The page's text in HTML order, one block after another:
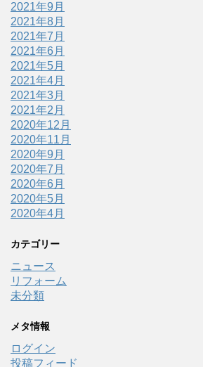
2021年9月
2021年8月
2021年7月
2021年6月
2021年5月
2021年4月
2021年3月
2021年2月
2020年12月
2020年11月
2020年9月
2020年7月
2020年6月
2020年5月
2020年4月
カテゴリー
ニュース
リフォーム
未分類
メタ情報
ログイン
投稿フィード